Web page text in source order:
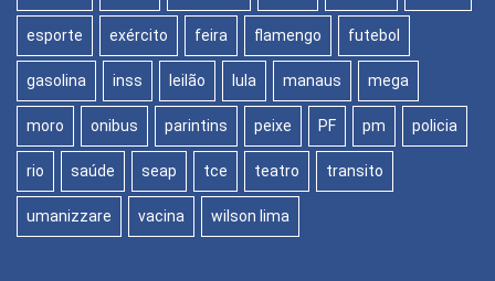
esporte exército feira flamengo futebol
gasolina inss leilão lula manaus mega
moro onibus parintins peixe PF pm policia
rio saúde seap tce teatro transito
umanizzare vacina wilson lima